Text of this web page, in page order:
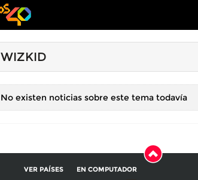
WIZKID
No existen noticias sobre este tema todavía
VER PAÍSES EN COMPUTADOR